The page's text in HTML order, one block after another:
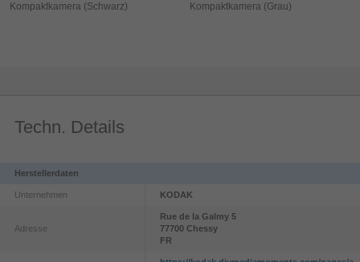
Kompaktkamera (Schwarz)
Kompaktkamera (Grau)
Techn. Details
Herstellerdaten
Unternehmen KODAK
Adresse
Rue de la Galmy 5
77700 Chessy
FR